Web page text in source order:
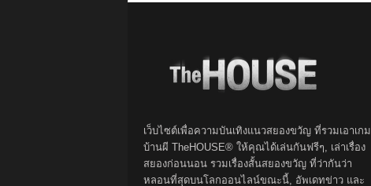
เว็บไซต์เพื่อความบันเทิงแนวสยองขวัญ ที่รวมเอาเกม
บ้านผี TheHOUSE® ให้คุณได้เล่นกันฟรีๆ, เล่าเรื่อง
สยองก่อนนอน รวมเรื่องสั้นสยองขวัญ ที่ว่ากันว่า
หลอนที่สุดบนโลกออนไลน์ขณะนี้, อัพเดทข่าว และ